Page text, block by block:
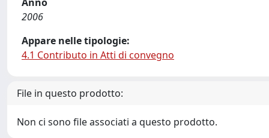
2006
Appare nelle tipologie:
4.1 Contributo in Atti di convegno
File in questo prodotto:
Non ci sono file associati a questo prodotto.